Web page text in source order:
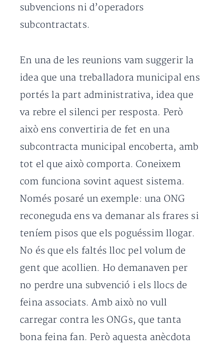
subvencions ni d’operadors
subcontractats.
En una de les reunions vam suggerir la
idea que una treballadora municipal ens
portés la part administrativa, idea que
va rebre el silenci per resposta. Però
això ens convertiria de fet en una
subcontracta municipal encoberta, amb
tot el que això comporta. Coneixem
com funciona sovint aquest sistema.
Només posaré un exemple: una ONG
reconeguda ens va demanar als frares si
teníem pisos que els poguéssim llogar.
No és que els faltés lloc pel volum de
gent que acollien. Ho demanaven per
no perdre una subvenció i els llocs de
feina associats. Amb això no vull
carregar contra les ONGs, que tanta
bona feina fan. Però aquesta anècdota